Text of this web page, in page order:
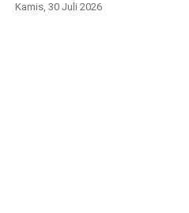
Kamis, 30 Juli 2026